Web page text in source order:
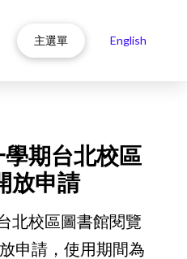
主選單 English
期台北校區
放申請
北校區圖書館閱覽
申請，使用期間為